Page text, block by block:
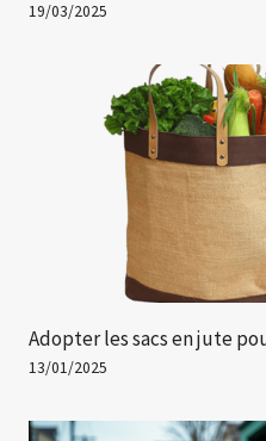
19/03/2025
Adopter les sacs en jute
13/01/2025